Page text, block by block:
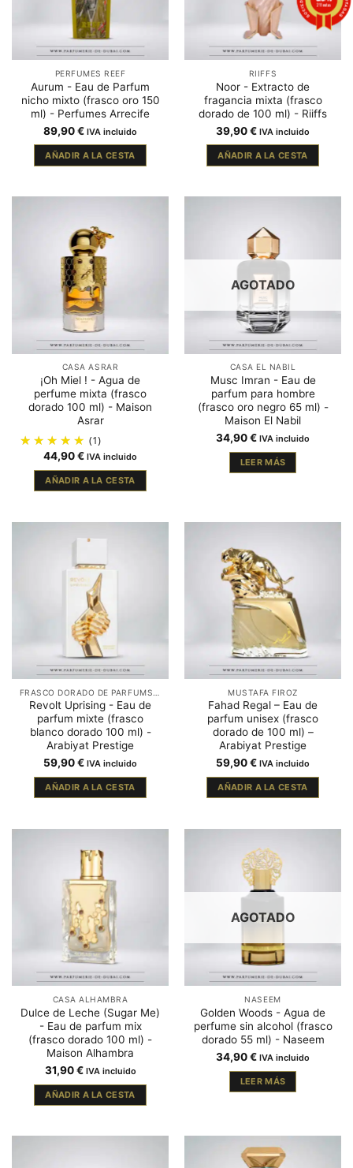
PERFUMES REEF
Aurum - Eau de Parfum
nicho mixto (frasco oro 150
ml) - Perfumes Arrecife
89,90€ IVA incluido
AÑADIR A LA CESTA
RIIFFS
Noor - Extracto de
fragancia mixta (frasco
dorado de 100 ml) - Riiffs
39,90€ IVA incluido
AÑADIR A LA CESTA
CASA ASRAR
¡Oh Miel ! - Agua de
perfume mixta (frasco
dorado 100 ml) - Maison
Asrar
(1)
44,90€ IVA incluido
AÑADIR A LA CESTA
AGOTADO
CASA EL NABIL
Musc Imran - Eau de
parfum para hombre
(frasco oro negro 65 ml) -
Maison El Nabil
34,90€ IVA incluido
LEER MÁS
Revolt Uprising - Eau de
parfum mixte (frasco
blanco dorado 100 ml) -
Arabiyat Prestige
59,90€ IVA incluido
AÑADIR A LA CESTA
MUSTAFA FIROZ
Fahad Regal – Eau de
parfum unisex (frasco
dorado de 100 ml) –
Arabiyat Prestige
59,90€ IVA incluido
AÑADIR A LA CESTA
CASA ALHAMBRA
Dulce de Leche (Sugar Me)
- Eau de parfum mix
(frasco dorado 100 ml) -
Maison Alhambra
31,90€ IVA incluido
AÑADIR A LA CESTA
AGOTADO
NASEEM
Golden Woods - Agua de
perfume sin alcohol (frasco
dorado 55 ml) - Naseem
34,90€ IVA incluido
LEER MÁS
211 notas